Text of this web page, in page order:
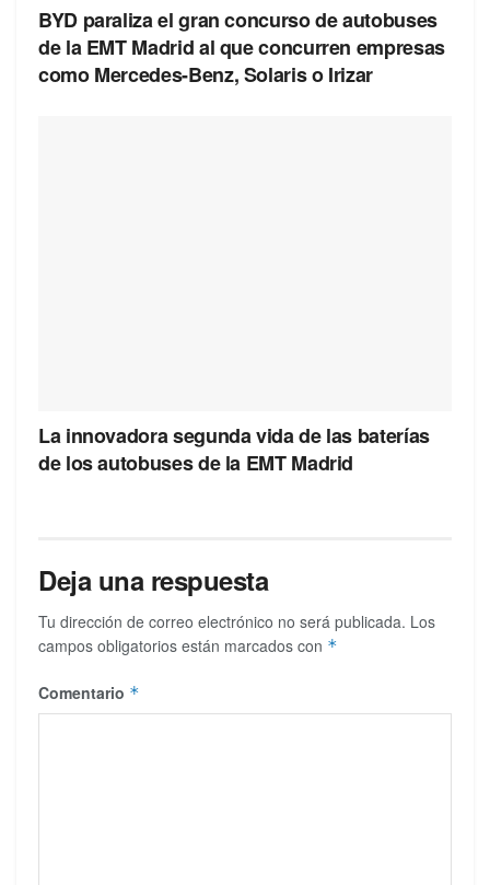
BYD paraliza el gran concurso de autobuses
de la EMT Madrid al que concurren empresas
como Mercedes-Benz, Solaris o Irizar
La innovadora segunda vida de las baterías
de los autobuses de la EMT Madrid
Deja una respuesta
Tu dirección de correo electrónico no será publicada. Los
campos obligatorios están marcados con *
Comentario *